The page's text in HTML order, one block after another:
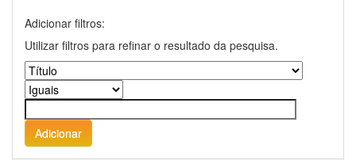
Adicionar filtros:
Utilizar filtros para refinar o resultado da pesquisa.